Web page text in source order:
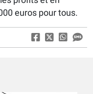
euros pour tous.